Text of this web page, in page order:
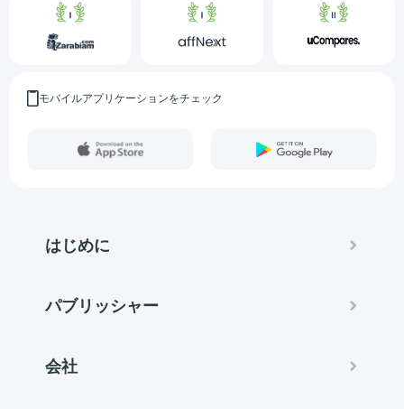
モバイルアプリケーションをチェック
はじめに
パブリッシャー
会社